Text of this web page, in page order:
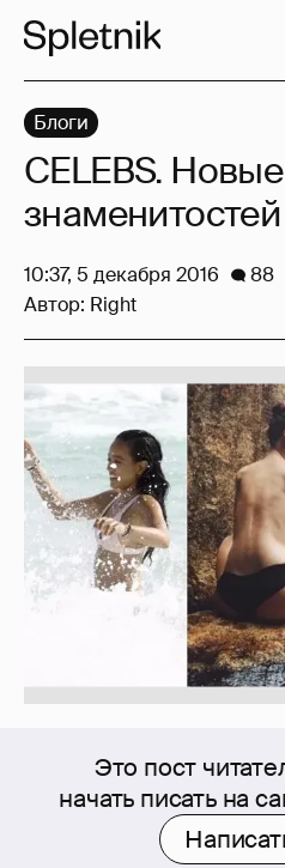
Это пост
начать писать на
Блоги
CELEBS.
знаменитостей
10:37, 5 декабря 2016
88
Автор: Right